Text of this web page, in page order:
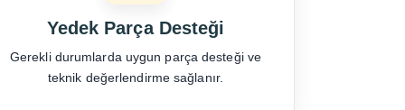
Yedek Parça Desteği
Gerekli durumlarda uygun parça desteği ve
teknik değerlendirme sağlanır.